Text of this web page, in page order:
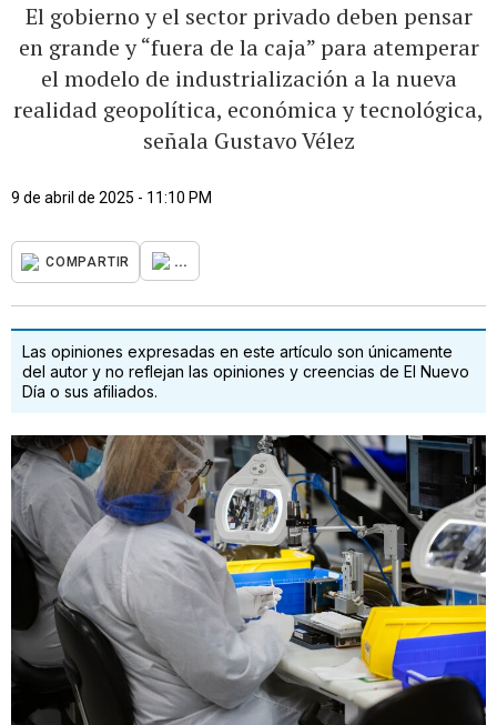
El gobierno y el sector privado deben pensar
en grande y “fuera de la caja” para atemperar
el modelo de industrialización a la nueva
realidad geopolítica, económica y tecnológica,
señala Gustavo Vélez
9 de abril de 2025 - 11:10 PM
COMPARTIR ...
Las opiniones expresadas en este artículo son únicamente
del autor y no reflejan las opiniones y creencias de El Nuevo
Día o sus afiliados.